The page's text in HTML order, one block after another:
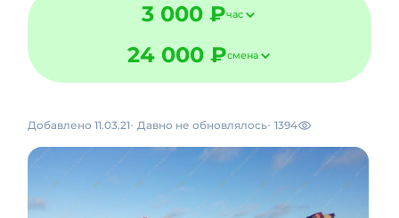
3 000 ₽час
24 000 ₽смена
Добавлено 11.03.21 Давно не обновлялось 1394